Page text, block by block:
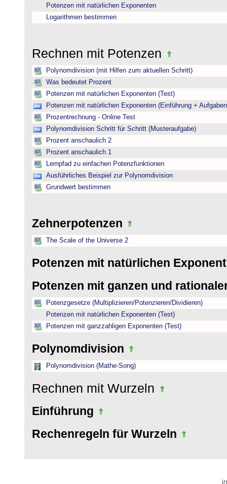
Potenzen mit natürlichen Exponenten
Logarithmen bestimmen
Rechnen mit Potenzen
Polynomdivision (mit Hilfen zum aktuellen Schritt)
Was bedeutet Prozent
Potenzen mit natürlichen Exponenten (Test)
Potenzen mit natürlichen Exponenten (Einführung +
Prozentrechnung - Online Test
Polynomdivision Schritt für Schritt (Musteraufgabe)
Prozent anschaulich 2
Prozent anschaulich 1
Lernpfad zu einfachen Potenzfunktionen
Ausführliches Beispiel zur Polynomdivision
Grundwert bestimmen
Zehnerpotenzen
The Scale of the Universe 2
Potenzen mit natürlichen
Potenzen mit ganzen und
Potenzgesetze (Multiplizieren/Potenzieren/Dividieren)
Potenzen mit natürlichen Exponenten (Test)
Potenzen mit ganzzahligen Exponenten (Test)
Polynomdivision
Polynomdivision (Mathe-Song)
Rechnen mit Wurzeln
Einführung
Rechenregeln für Wurzeln